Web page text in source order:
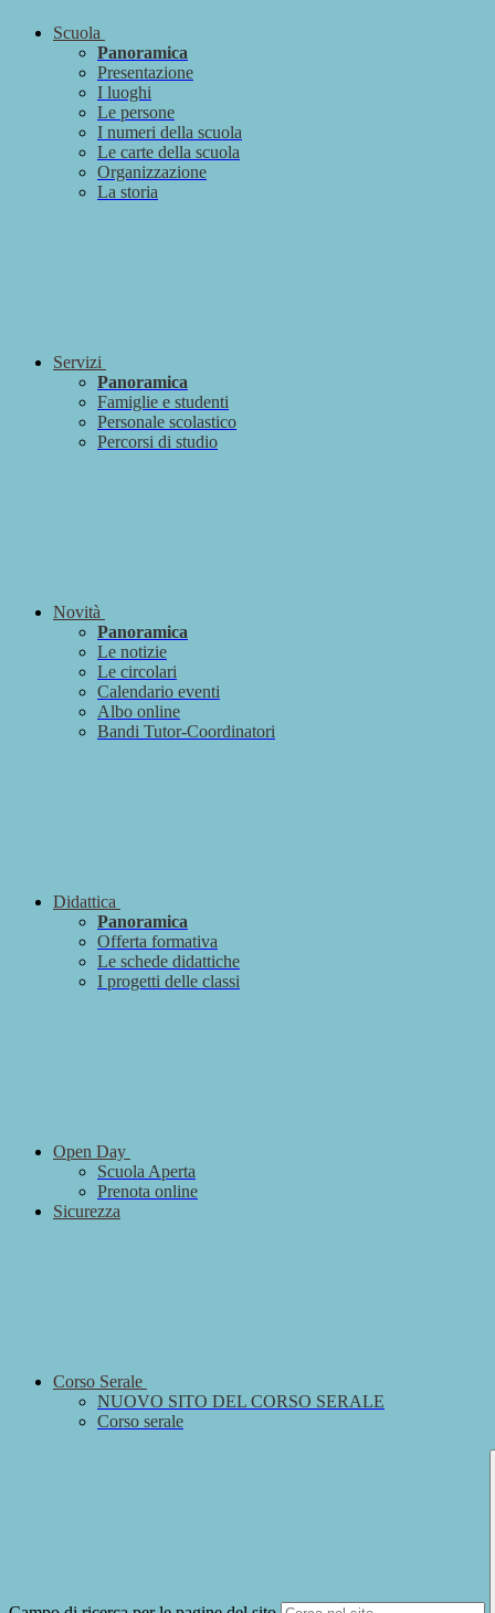
Scuola
Panoramica
Presentazione
I luoghi
Le persone
I numeri della scuola
Le carte della scuola
Organizzazione
La storia
Servizi
Panoramica
Famiglie e studenti
Personale scolastico
Percorsi di studio
Novità
Panoramica
Le notizie
Le circolari
Calendario eventi
Albo online
Bandi Tutor-Coordinatori
Didattica
Panoramica
Offerta formativa
Le schede didattiche
I progetti delle classi
Open Day
Scuola Aperta
Prenota online
Sicurezza
Corso Serale
NUOVO SITO DEL CORSO SERALE
Corso serale